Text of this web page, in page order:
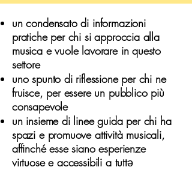
un condensato di informazioni
pratiche per chi si approccia alla
musica e vuole lavorare in questo
settore
uno spunto di riflessione per chi ne
fruisce, per essere un pubblico più
consapevole
un insieme di linee guida per chi ha
spazi e promuove attività musicali,
affinché esse siano esperienze
virtuose e accessibili a tuttə